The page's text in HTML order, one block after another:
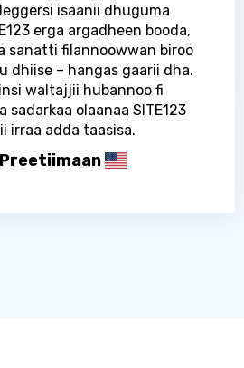
isaanii dhuguma
erga argadheen booda,
sanatti filannoowwan biroo
dhiise – hangas gaarii dha.
waltajjii hubannoo fi
sadarkaa olaanaa SITE123
irraa adda taasisa.